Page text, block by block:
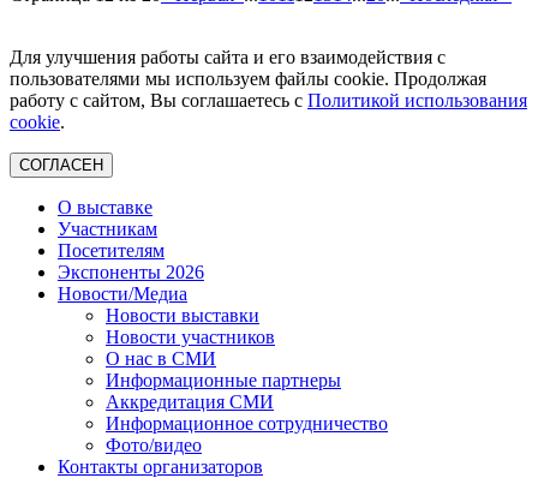
Для улучшения работы сайта и его взаимодействия с
пользователями мы используем файлы cookie. Продолжая
работу с сайтом, Вы соглашаетесь с Политикой использования
cookie.
СОГЛАСЕН
О выставке
Участникам
Посетителям
Экспоненты 2026
Новости/Медиа
Новости выставки
Новости участников
О нас в СМИ
Информационные партнеры
Аккредитация СМИ
Информационное сотрудничество
Фото/видео
Контакты организаторов